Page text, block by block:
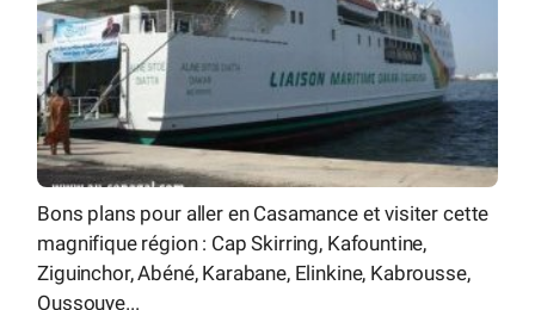
Bons plans pour aller en Casamance et visiter cette
magnifique région : Cap Skirring, Kafountine,
Ziguinchor, Abéné, Karabane, Elinkine, Kabrousse,
Oussouye...